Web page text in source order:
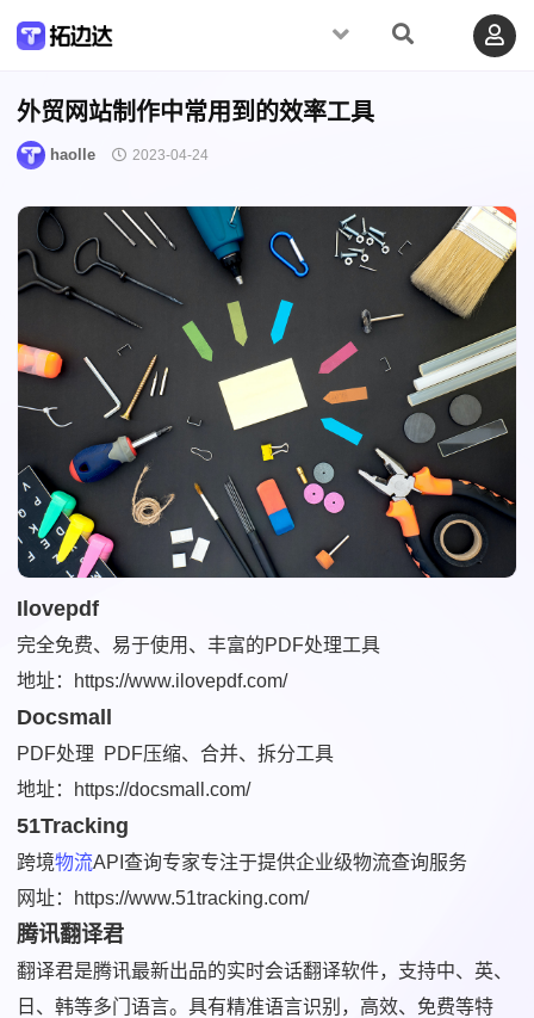
外贸网站制作中常用到的效率工具
haolle 2023-04-24
Ilovepdf
完全免费、易于使用、丰富的PDF处理工具
地址：https://www.ilovepdf.com/
Docsmall
PDF处理 PDF压缩、合并、拆分工具
地址：https://docsmall.com/
51Tracking
跨境物流API查询专家专注于提供企业级物流查询服务
网址：https://www.51tracking.com/
腾讯翻译君
翻译君是腾讯最新出品的实时会话翻译软件，支持中、英、
日、韩等多门语言。具有精准语言识别，高效、免费等特